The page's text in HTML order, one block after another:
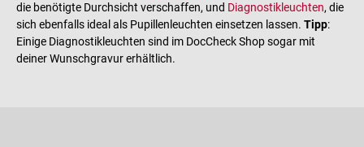
die benötigte Durchsicht verschaffen, und Diagnostikleuchten, die
sich ebenfalls ideal als Pupillenleuchten einsetzen lassen. Tipp:
Einige Diagnostikleuchten sind im DocCheck Shop sogar mit
deiner Wunschgravur erhältlich.